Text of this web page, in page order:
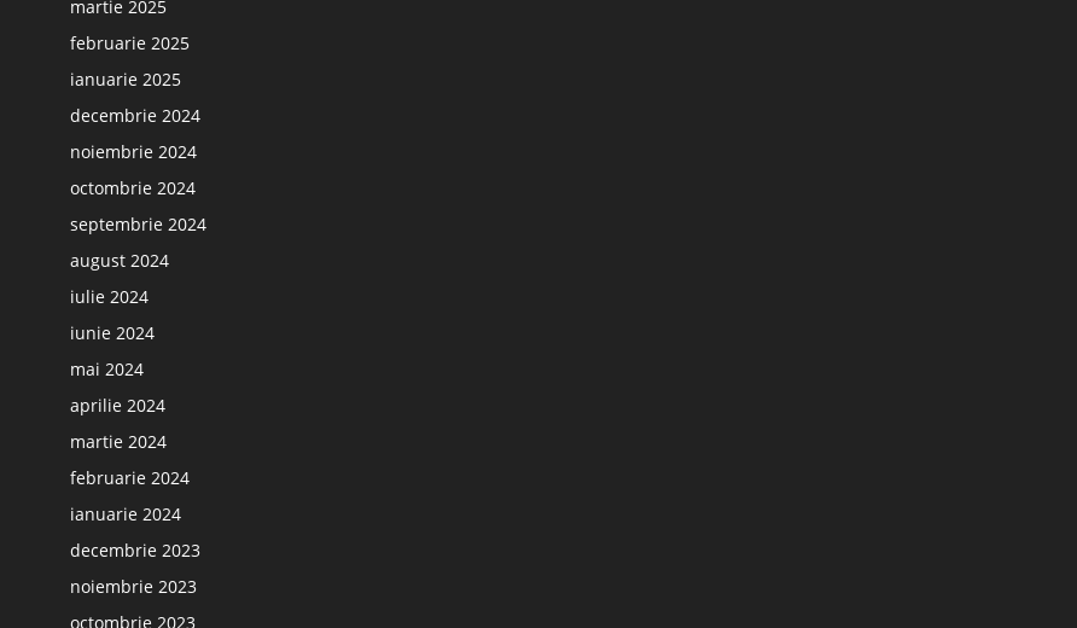
martie 2025
februarie 2025
ianuarie 2025
decembrie 2024
noiembrie 2024
octombrie 2024
septembrie 2024
august 2024
iulie 2024
iunie 2024
mai 2024
aprilie 2024
martie 2024
februarie 2024
ianuarie 2024
decembrie 2023
noiembrie 2023
octombrie 2023